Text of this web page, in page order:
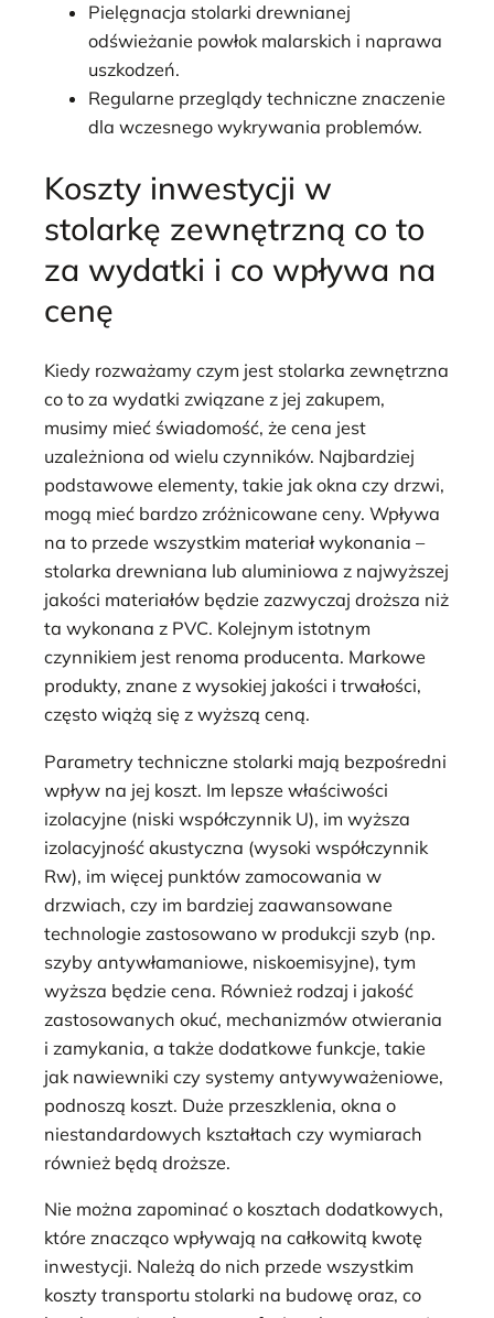
Pielęgnacja stolarki drewnianej
odświeżanie powłok malarskich i naprawa
uszkodzeń.
Regularne przeglądy techniczne znaczenie
dla wczesnego wykrywania problemów.
Koszty inwestycji w
stolarkę zewnętrzną co to
za wydatki i co wpływa na
cenę
Kiedy rozważamy czym jest stolarka zewnętrzna
co to za wydatki związane z jej zakupem,
musimy mieć świadomość, że cena jest
uzależniona od wielu czynników. Najbardziej
podstawowe elementy, takie jak okna czy drzwi,
mogą mieć bardzo zróżnicowane ceny. Wpływa
na to przede wszystkim materiał wykonania –
stolarka drewniana lub aluminiowa z najwyższej
jakości materiałów będzie zazwyczaj droższa niż
ta wykonana z PVC. Kolejnym istotnym
czynnikiem jest renoma producenta. Markowe
produkty, znane z wysokiej jakości i trwałości,
często wiążą się z wyższą ceną.
Parametry techniczne stolarki mają bezpośredni
wpływ na jej koszt. Im lepsze właściwości
izolacyjne (niski współczynnik U), im wyższa
izolacyjność akustyczna (wysoki współczynnik
Rw), im więcej punktów zamocowania w
drzwiach, czy im bardziej zaawansowane
technologie zastosowano w produkcji szyb (np.
szyby antywłamaniowe, niskoemisyjne), tym
wyższa będzie cena. Również rodzaj i jakość
zastosowanych okuć, mechanizmów otwierania
i zamykania, a także dodatkowe funkcje, takie
jak nawiewniki czy systemy antywyważeniowe,
podnoszą koszt. Duże przeszklenia, okna o
niestandardowych kształtach czy wymiarach
również będą droższe.
Nie można zapominać o kosztach dodatkowych,
które znacząco wpływają na całkowitą kwotę
inwestycji. Należą do nich przede wszystkim
koszty transportu stolarki na budowę oraz, co